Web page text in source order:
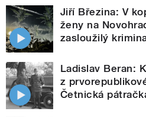
Jiří Březina: V
ženy na
zasloužilý
Ladislav Beran:
z
Četnická